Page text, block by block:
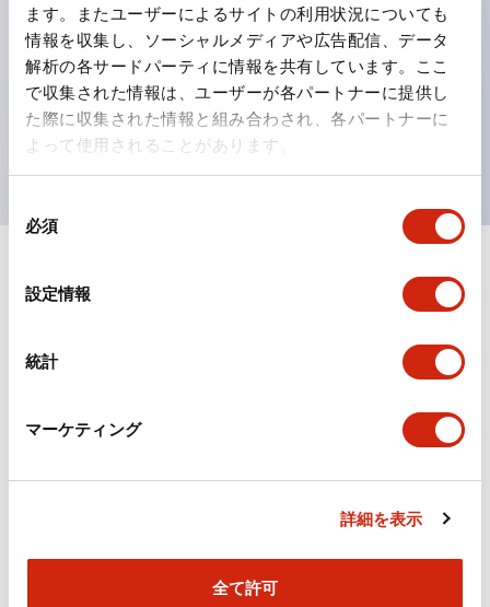
ます。またユーザーによるサイトの利用状況についても
情報を収集し、ソーシャルメディアや広告配信、データ
解析の各サードパーティに情報を共有しています。ここ
で収集された情報は、ユーザーが各パートナーに提供し
た際に収集された情報と組み合わされ、各パートナーに
よって使用されることがあります。
必須
設定情報
統計
マーケティング
詳細を表示
全て許可
丸形圧着端子の配線工数を大幅に削減。
ひとつで6色の役をこなすLED球（LSRD球）。これま
で色ごとに分かれていたLED球を、1色のLED球で各色
を表現できるようにしました。
UL、CSA、TÜV、CCC認証品。（一部機種は除く）
ドキュメントとファイル
カタログ
版）（日本語）